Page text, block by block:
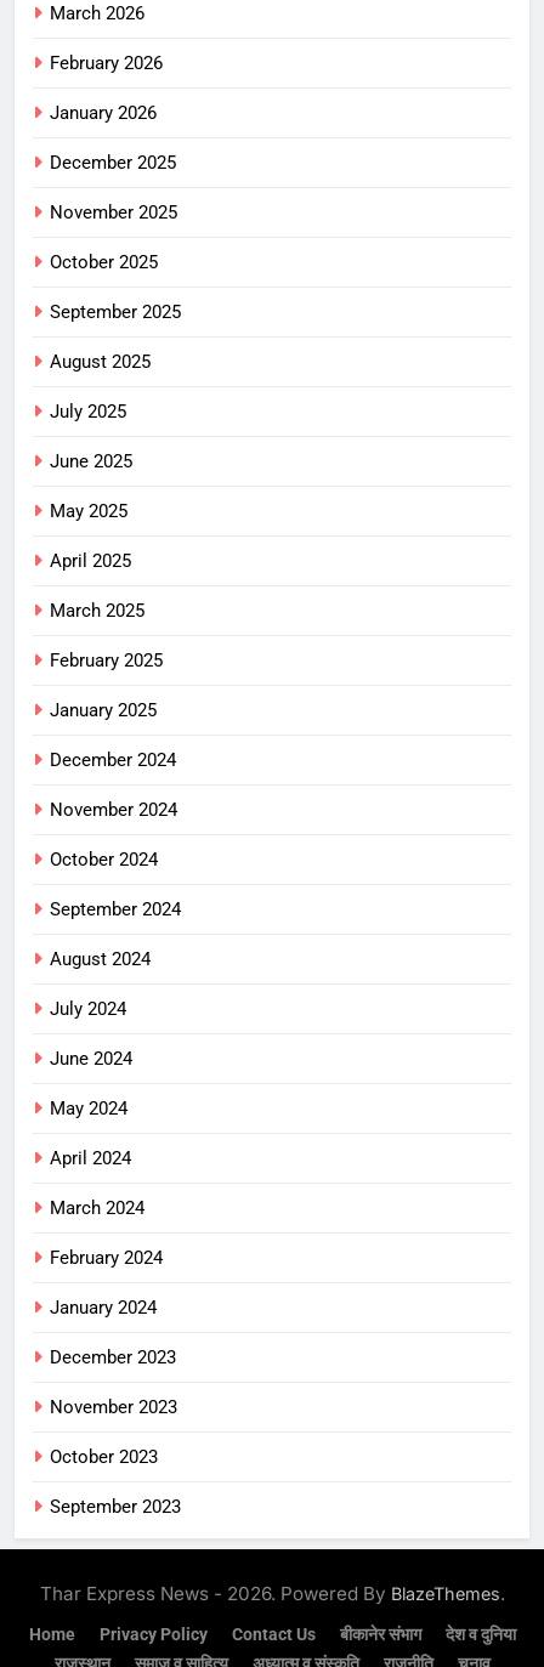
March 2026
February 2026
January 2026
December 2025
November 2025
October 2025
September 2025
August 2025
July 2025
June 2025
May 2025
April 2025
March 2025
February 2025
January 2025
December 2024
November 2024
October 2024
September 2024
August 2024
July 2024
June 2024
May 2024
April 2024
March 2024
February 2024
January 2024
December 2023
November 2023
October 2023
September 2023
Thar Express News - 2026. Powered By BlazeThemes.
Home Privacy Policy Contact Us बीकानेर संभाग
देश व दुनिया